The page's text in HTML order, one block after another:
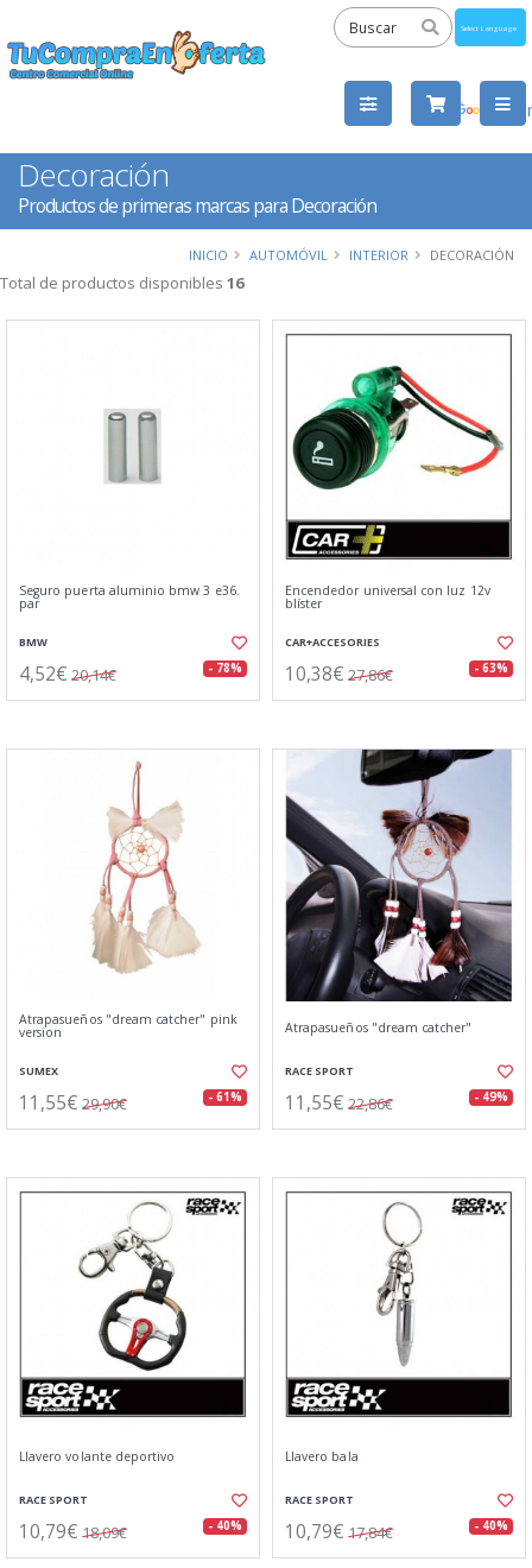
by
Decoración
Productos de primeras marcas para Decoración
INICIO AUTOMÓVIL INTERIOR DECORACIÓN
Total de productos disponibles 16
Seguro puerta aluminio bmw 3 e36.
par
BMW
4,52€ 20,14€ - 78%
Encendedor universal con luz 12v
blíster
CAR+ACCESORIES
10,38€ 27,86€ - 63%
Atrapasueños "dream catcher" pink
version
SUMEX
11,55€ 29,90€ - 61%
Atrapasueños "dream catcher"
RACE SPORT
11,55€ 22,86€ - 49%
Llavero volante deportivo
RACE SPORT
10,79€ 18,09€ - 40%
Llavero bala
RACE SPORT
10,79€ 17,84€ - 40%